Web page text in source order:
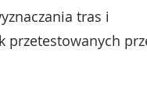
tras i
przetestowanych